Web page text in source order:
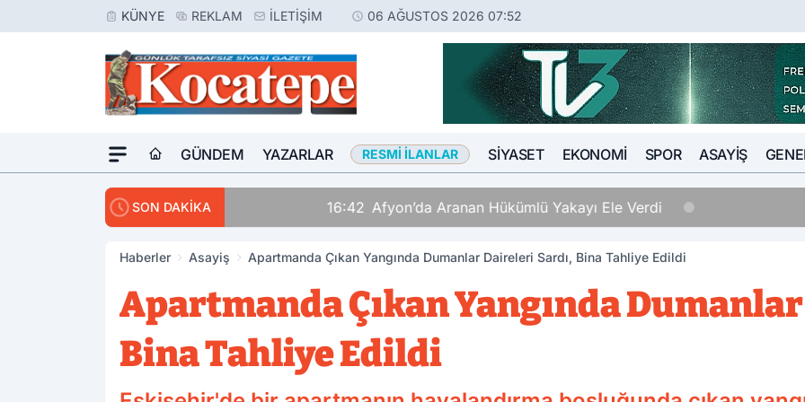
KÜNYE REKLAM İLETIŞIM 06 AĞUSTOS 2026 07:52
GÜNDEM YAZARLAR RESMI İLANLAR SIYASET EKONOMI SPOR ASAYIŞ
SON DAKİKA Afyon’da Aranan Hükümlü Yakayı Ele Verdi
Haberler Asayiş Apartmanda Çıkan Yangında Dumanlar Daireleri Sardı, Bina Tahliye Edildi
Apartmanda Çıkan Yangında
Bina Tahliye Edildi